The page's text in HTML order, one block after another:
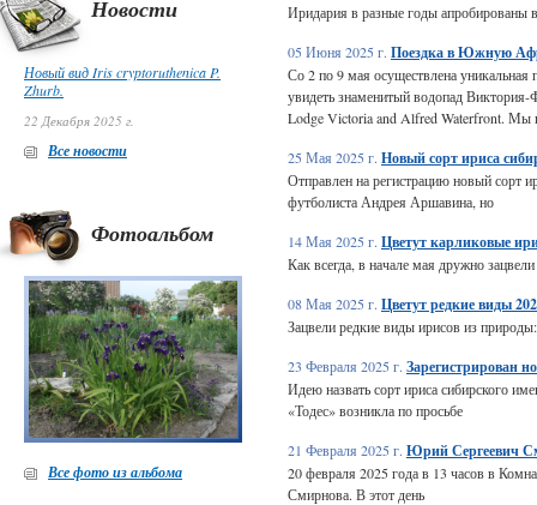
Новости
Новый вид Iris cryptoruthenica P.
Zhurb.
22 Декабря 2025 г.
Все новости
Фотоальбом
Все фото из альбома
Иридария в разные годы апробированы
05 Июня 2025 г. Поездка в Южную
Со 2 по 9 мая осуществлена
увидеть знаменитый водопад
Lodge Victoria and Alfred Waterfront. Мы
25 Мая 2025 г. Новый сорт ириса
Отправлен на регистрацию новый сорт
футболиста Андрея Аршавина, но
14 Мая 2025 г. Цветут карликовые
Как всегда, в начале мая дружно
08 Мая 2025 г. Цветут редкие виды
Зацвели редкие виды ирисов из
23 Февраля 2025 г. Зарегистрирован
Идею назвать сорт ириса сибирского
«Тодес» возникла по просьбе
21 Февраля 2025 г. Юрий Сергеевич
20 февраля 2025 года в 13 часов в
Смирнова. В этот день